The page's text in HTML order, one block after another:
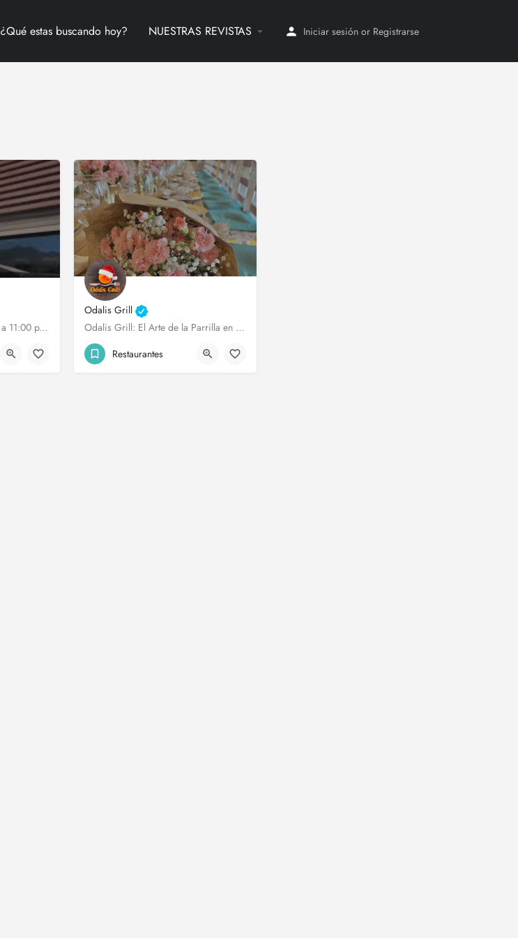
¿Qué estas buscando hoy? NUESTRAS REVISTAS Iniciar sesión or Registrarse
🕚 Lun a Dom — 7:00 a.m. a 11:00 p.m. 🛵 Delivery hasta las 10:00 p.m. 📍 Calle Antonio Abud Isaac,…
Odalis Grill
Odalis Grill: El Arte de la Parrilla en Constanza Si eres amante de la buena carne y la auténtica comida a…
Restaurantes